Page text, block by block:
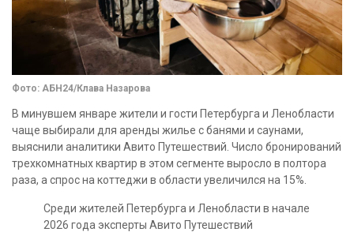
Фото: АБН24/Клава Назарова
В минувшем январе жители и гости Петербурга и Ленобласти
чаще выбирали для аренды жилье с банями и саунами,
выяснили аналитики Авито Путешествий. Число бронирований
трехкомнатных квартир в этом сегменте выросло в полтора
раза, а спрос на коттеджи в области увеличился на 15%.
Среди жителей Петербурга и Ленобласти в начале
2026 года эксперты Авито Путешествий